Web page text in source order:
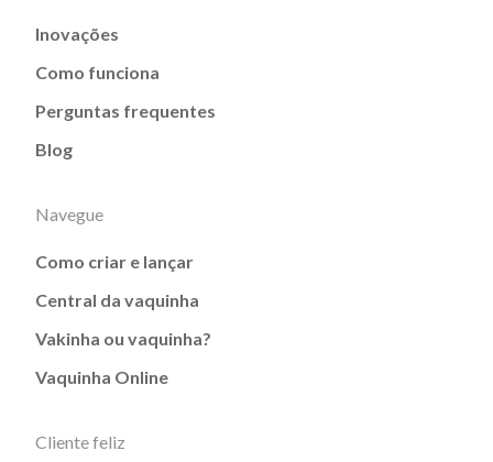
Inovações
Como funciona
Perguntas frequentes
Blog
Navegue
Como criar e lançar
Central da vaquinha
Vakinha ou vaquinha?
Vaquinha Online
Cliente feliz